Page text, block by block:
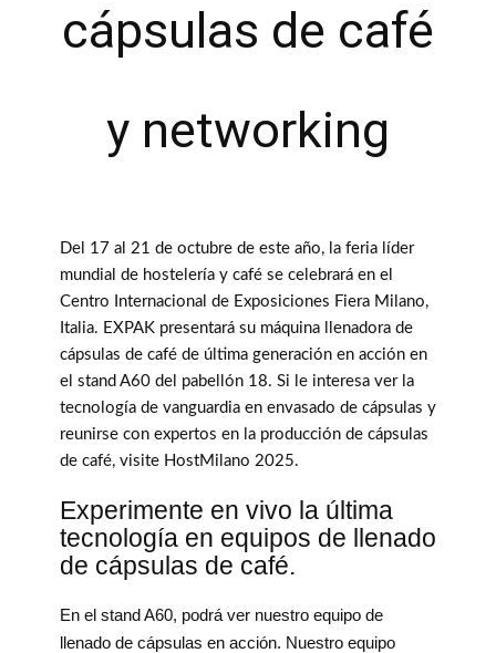
cápsulas de café
y networking
Del 17 al 21 de octubre de este año, la feria líder
mundial de hostelería y café se celebrará en el
Centro Internacional de Exposiciones Fiera Milano,
Italia. EXPAK presentará su máquina llenadora de
cápsulas de café de última generación en acción en
el stand A60 del pabellón 18. Si le interesa ver la
tecnología de vanguardia en envasado de cápsulas y
reunirse con expertos en la producción de cápsulas
de café, visite HostMilano 2025.
Experimente en vivo la última
tecnología en equipos de llenado
de cápsulas de café.
En el stand A60, podrá ver nuestro equipo de
llenado de cápsulas en acción. Nuestro equipo